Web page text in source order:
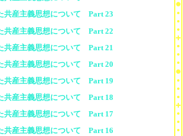
共産主義思想について Part 23
共産主義思想について Part 22
共産主義思想について Part 21
共産主義思想について Part 20
共産主義思想について Part 19
共産主義思想について Part 18
共産主義思想について Part 17
共産主義思想について Part 16